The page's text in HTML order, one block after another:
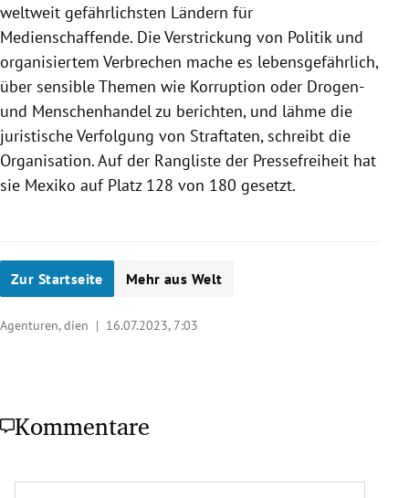
weltweit gefährlichsten Ländern für
Medienschaffende. Die Verstrickung von Politik und
organisiertem Verbrechen mache es lebensgefährlich,
über sensible Themen wie Korruption oder Drogen-
und Menschenhandel zu berichten, und lähme die
juristische Verfolgung von Straftaten, schreibt die
Organisation. Auf der Rangliste der Pressefreiheit hat
sie Mexiko auf Platz 128 von 180 gesetzt.
Zur Startseite Mehr aus Welt
Agenturen, dien | 16.07.2023, 7:03
Kommentare